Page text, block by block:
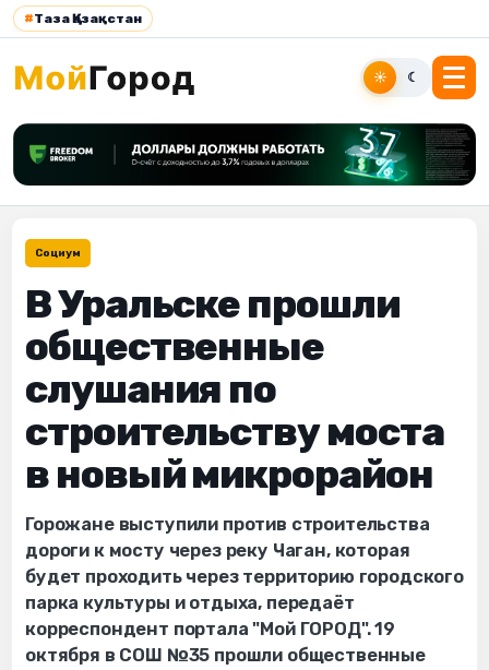
#Таза Қазақстан
☀ ☾
Социум
В Уральске прошли
общественные
слушания по
строительству моста
в новый микрорайон
Горожане выступили против строительства
дороги к мосту через реку Чаган, которая
будет проходить через территорию городского
парка культуры и отдыха, передаёт
корреспондент портала "Мой ГОРОД". 19
октября в СОШ №35 прошли общественные